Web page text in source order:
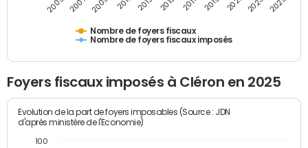
Nombre de foyers fiscaux
Nombre de foyers fiscaux imposés
2005 2007 2009 2023 2025
Foyers fiscaux imposés à Cléron en 2025
Evolution de la part de foyers imposables (Source : JDN
d'après ministère de l'Economie)
100